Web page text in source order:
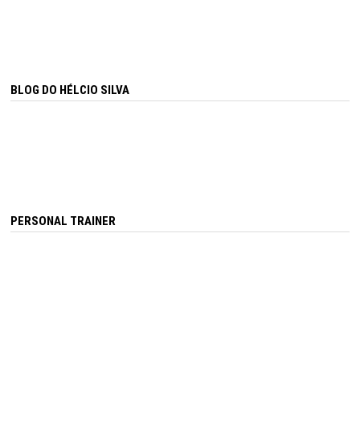
BLOG DO HÉLCIO SILVA
PERSONAL TRAINER